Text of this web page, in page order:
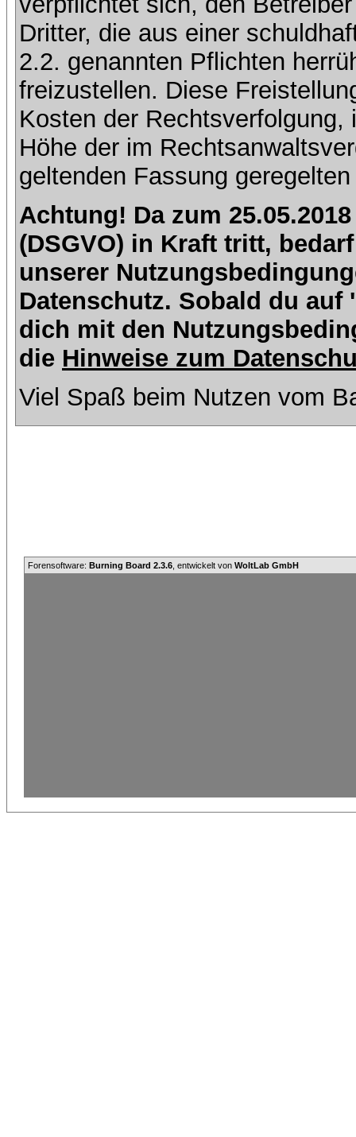
Dritter, die aus einer
2.2. genannten Pflichten
freizustellen. Diese
Kosten der
Höhe der im
geltenden Fassung
Achtung! Da zum
(DSGVO) in Kraft tritt,
unserer
Datenschutz. Sobald du
dich mit den
die Hinweise zum
Viel Spaß beim Nutzen vom
Forensoftware: Burning Board 2.3.6 , entwickelt von WoltLab GmbH